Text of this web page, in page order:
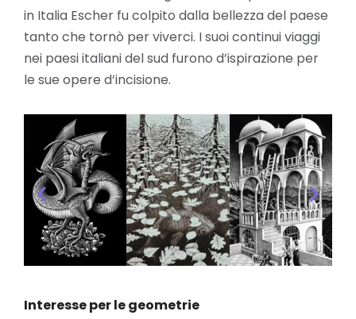
in Italia Escher fu colpito dalla bellezza del paese
tanto che tornò per viverci. I suoi continui viaggi
nei paesi italiani del sud furono d’ispirazione per
le sue opere d’incisione.
Interesse per le geometrie